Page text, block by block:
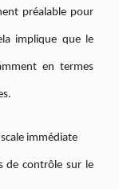
préalable pour
implique que le
en termes
immédiate
de contrôle sur le